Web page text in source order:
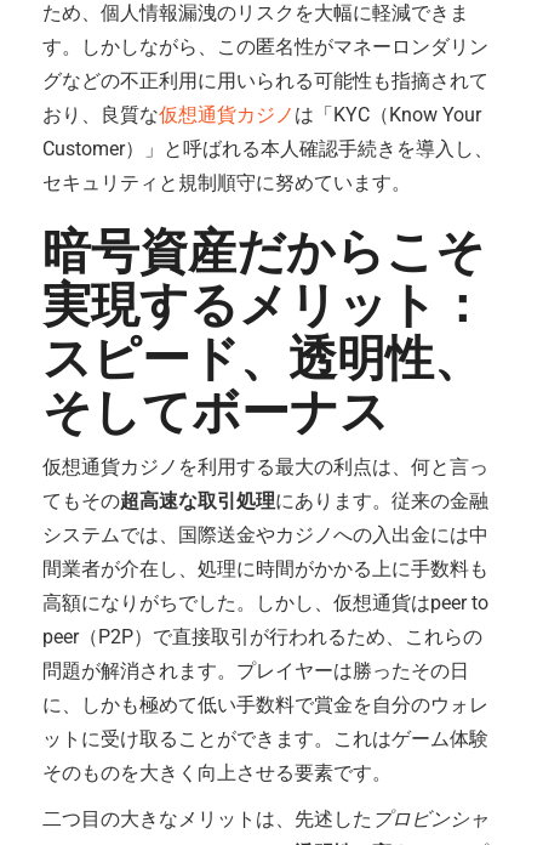
ため、個人情報漏洩のリスクを大幅に軽減できま
す。しかしながら、この匿名性がマネーロンダリン
グなどの不正利用に用いられる可能性も指摘されて
おり、良質な仮想通貨カジノ は「KYC（Know Your
Customer）」と呼ばれる本人確認手続きを導入し、
セキュリティと規制順守に努めています。
暗号資産だからこそ
実現するメリット：
スピード、透明性、
そしてボーナス
仮想通貨カジノを利用する最大の利点は、何と言っ
てもその超高速な取引処理にあります。従来の金融
システムでは、国際送金やカジノへの入出金には中
間業者が介在し、処理に時間がかかる上に手数料も
高額になりがちでした。しかし、仮想通貨はpeer to
peer（P2P）で直接取引が行われるため、これらの
問題が解消されます。プレイヤーは勝ったその日
に、しかも極めて低い手数料で賞金を自分のウォレ
ットに受け取ることができます。これはゲーム体験
そのものを大きく向上させる要素です。
二つ目の大きなメリットは、先述した プロビンシャ